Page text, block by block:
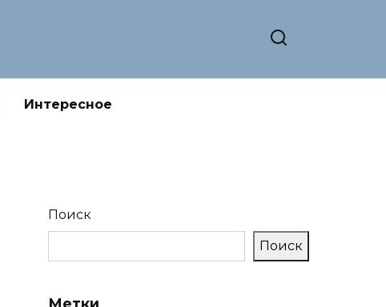
Интересное
Поиск
Поиск
Метки